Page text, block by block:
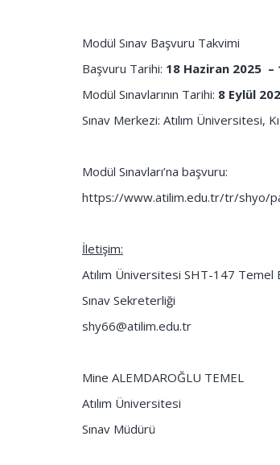
Modül Sınav Başvuru Takvimi
Başvuru Tarihi: 18 Haziran 2025 –
Modül Sınavlarının Tarihi: 8 Eylül
Sınav Merkezi: Atılım Üniversitesi,
Modül Sınavları’na başvuru:
https://www.atilim.edu.tr/tr/shyo/
İletişim:
Atılım Üniversitesi SHT-147 Temel
Sınav Sekreterliği
shy66@atilim.edu.tr
Mine ALEMDAROĞLU TEMEL
Atılım Üniversitesi
Sınav Müdürü